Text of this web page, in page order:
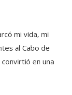
mi vida, mi
al Cabo de
en una